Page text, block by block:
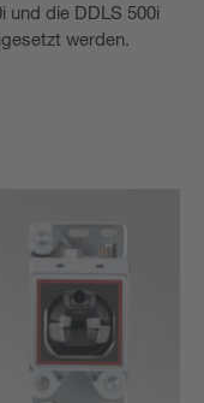
und die DDLS 500i
werden.